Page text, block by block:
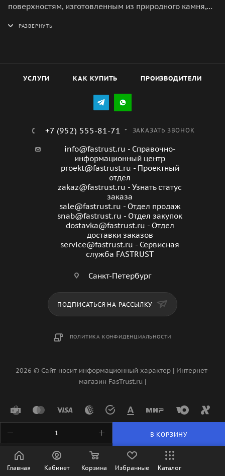
В КОРЗИНУ
поверхностям, изготовленным из природного камня,
пустотелого, газобетона, пустотелых блоков. Кроме
гипсокартон.
УСЛУГИ КАК КУПИТЬ ПРОИЗВОДИТЕЛИ
+7 (952) 555-81-71 ЗАКАЗАТЬ ЗВОНОК
info@fastrust.ru - Справочно-
информационный центр
proekt@fastrust.ru - Проектный
отдел
zakaz@fastrust.ru - Узнать статус
заказа
sale@fastrust.ru - Отдел продаж
snab@fastrust.ru - Отдел закупок
dostavka@fastrust.ru - Отдел
доставки заказов
service@fastrust.ru - Сервисная
служба FASTRUST
Санкт-Петербург
ПОДПИСАТЬСЯ НА РАССЫЛКУ
ПОЛИТИКА КОНФИДЕНЦИАЛЬНОСТИ
2026 © Сайт носит информационный характер | Интернет-
магазин FasTrust.ru |
Главная Кабинет Корзина Избранные Каталог